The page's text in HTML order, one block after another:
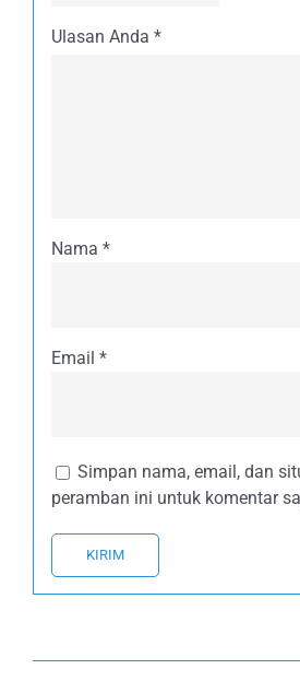
Ulasan Anda *
Nama *
Email *
Simpan nama, email, dan
peramban ini untuk komentar